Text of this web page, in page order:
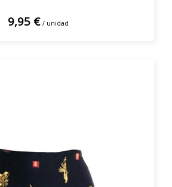
9,95 € / unidad